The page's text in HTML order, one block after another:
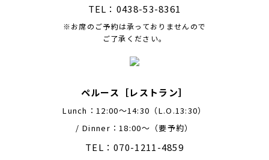
TEL：0438-53-8361
※お席のご予約は承っておりませんので
ご了承ください。
ペルース［レストラン］
Lunch：12:00〜14:30（L.O.13:30）
/ Dinner：18:00〜（要予約）
TEL：070-1211-4859